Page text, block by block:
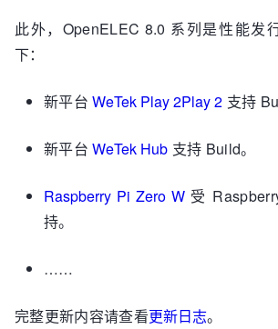
此外，OpenELEC 8.0 系列是性能发
下：
新平台WeTek Play 2Play 2 支持
新平台WeTek Hub 支持 Build。
Raspberry Pi Zero W受
持。
……
完整更新内容请查看更新日志。